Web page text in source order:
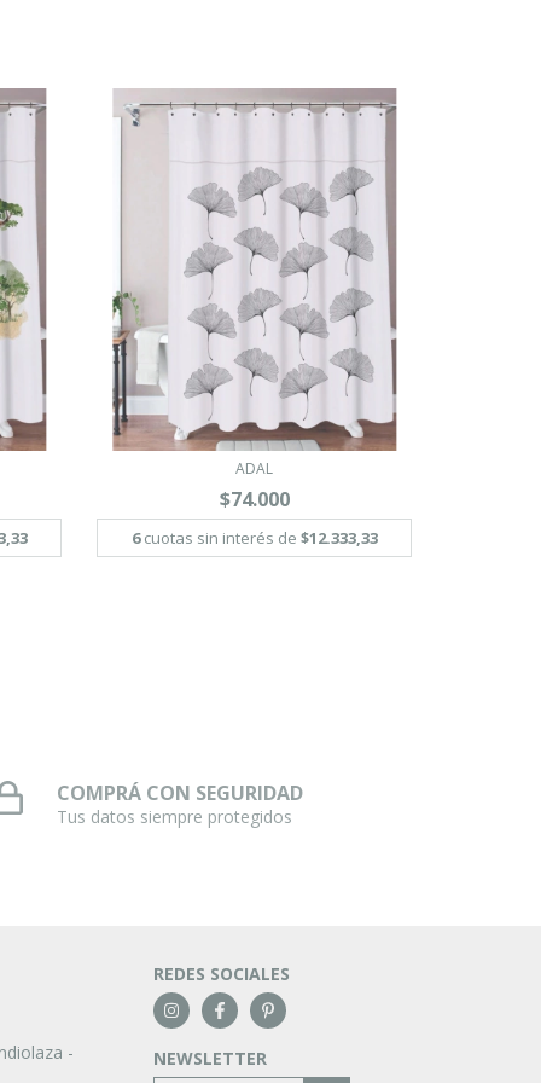
ADAL
$74.000
6cuotas sin interés de $12.333,33
COMPRÁ CON SEGURIDAD
Tus datos siempre protegidos
-
REDES SOCIALES
NEWSLETTER